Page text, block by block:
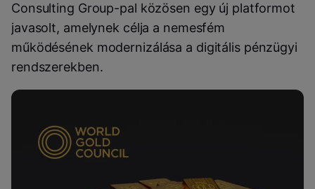
Consulting Group-pal közösen egy új platformot
javasolt, amelynek célja a nemesfém
működésének modernizálása a digitális pénzügyi
rendszerekben.